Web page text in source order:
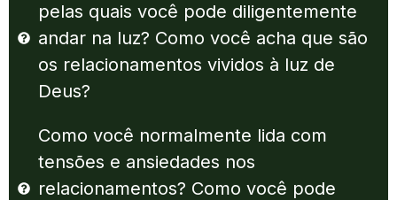
pelas quais você pode diligentemente
andar na luz? Como você acha que são
os relacionamentos vividos à luz de
Deus?
Como você normalmente lida com
tensões e ansiedades nos
relacionamentos? Como você pode